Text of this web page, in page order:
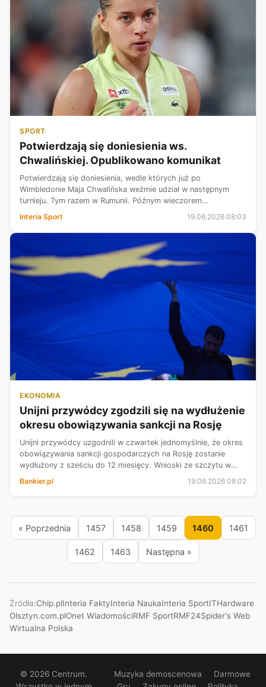
SPORT
Potwierdzają się doniesienia ws.
Chwalińskiej. Opublikowano komunikat
Potwierdzają się doniesienia, wedle których już po
Wimbledonie Maja Chwalińska weźmie udział w następnym
turnieju. Tym razem w Rumunii. Późnym wieczorem
organizatorzy opublikowali listę uczestniczek. Nazwisko Polki
znalazło się na niej wysoko, co ozn...
Interia Sport 19.06.2026 08:03
EKONOMIA
Unijni przywódcy zgodzili się na wydłużenie
okresu obowiązywania sankcji na Rosję
Unijni przywódcy uzgodnili w czwartek jednomyślnie, że okres
obowiązywania sankcji gospodarczych na Rosję zostanie
wydłużony z sześciu do 12 miesięcy. Wnioski ze szczytu w
sprawie wsparcia dla Ukrainy po raz pierwszy od grudnia 2024
r. przyjęło 27 li...
Bankier.pl 19.06.2026 08:02
« Poprzednia 1457 1458 1459 1460 1461
1462 1463 Następna »
Źródła:Chip.plInteria FaktyInteria NaukaInteria SportITHardware
Olsztyn.com.plOnet WiadomościRMF SportRMF24Spider's Web
Wirtualna Polska
© 2026 Centrum.
Muzyka demoscenowa
Darmowe